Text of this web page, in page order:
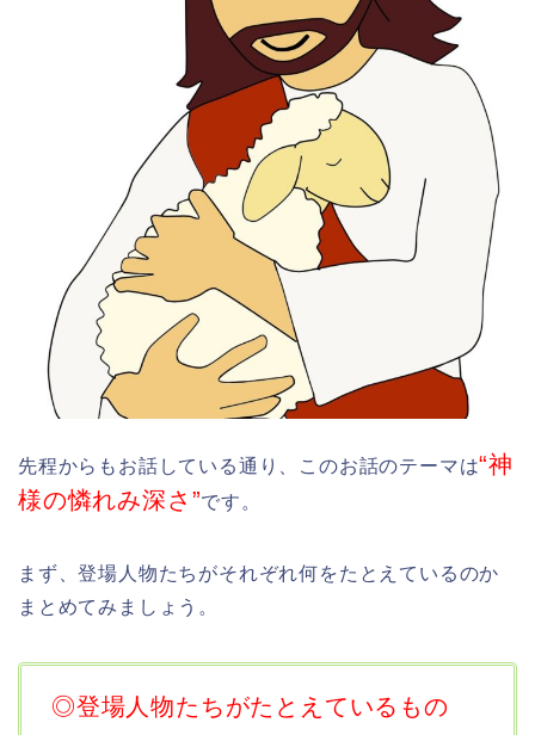
先程からもお話している通り、このお話のテーマは“神
様の憐れみ深さ”です。
まず、登場人物たちがそれぞれ何をたとえているのか
まとめてみましょう。
◎登場人物たちがたとえているもの